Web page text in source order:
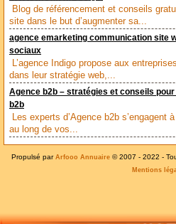
Blog de référencement et conseils
site dans le but d’augmenter sa...
agence emarketing communication site
sociaux
L’agence Indigo propose aux
dans leur stratégie web,...
Agence b2b – stratégies et conseils
b2b
Les experts d’Agence b2b s’engagent
au long de vos...
Propulsé par Arfooo Annuaire © 2007 - 2022 -
Mentions